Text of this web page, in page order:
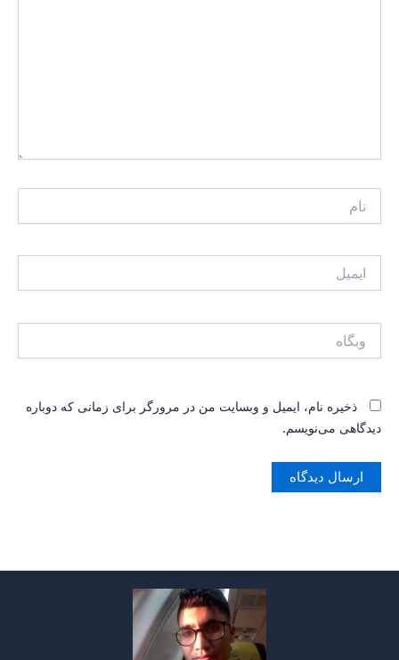
ذخیره نام، ایمیل و وبسایت من در مرورگر برای زمانی که دوباره
دیدگاهی می‌نویسم.